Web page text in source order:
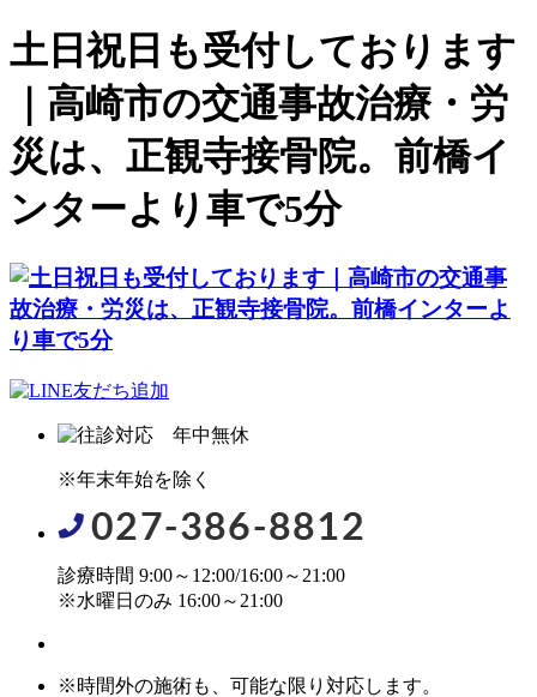
土日祝日も受付しております
｜高崎市の交通事故治療・労
災は、正観寺接骨院。前橋イ
ンターより車で5分
※年末年始を除く
診療時間 9:00～12:00/16:00～21:00
※水曜日のみ 16:00～21:00
※時間外の施術も、可能な限り対応します。